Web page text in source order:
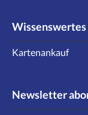
Wissenswertes
Kartenankauf
Newsletter